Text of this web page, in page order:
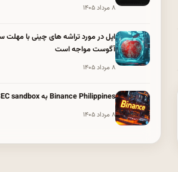
۸ مرداد ۱۴۰۵
آگوست مواجه است
۸ مرداد ۱۴۰۵
Binance Philippines به SEC sandbox بازگشت
۸ مرداد ۱۴۰۵